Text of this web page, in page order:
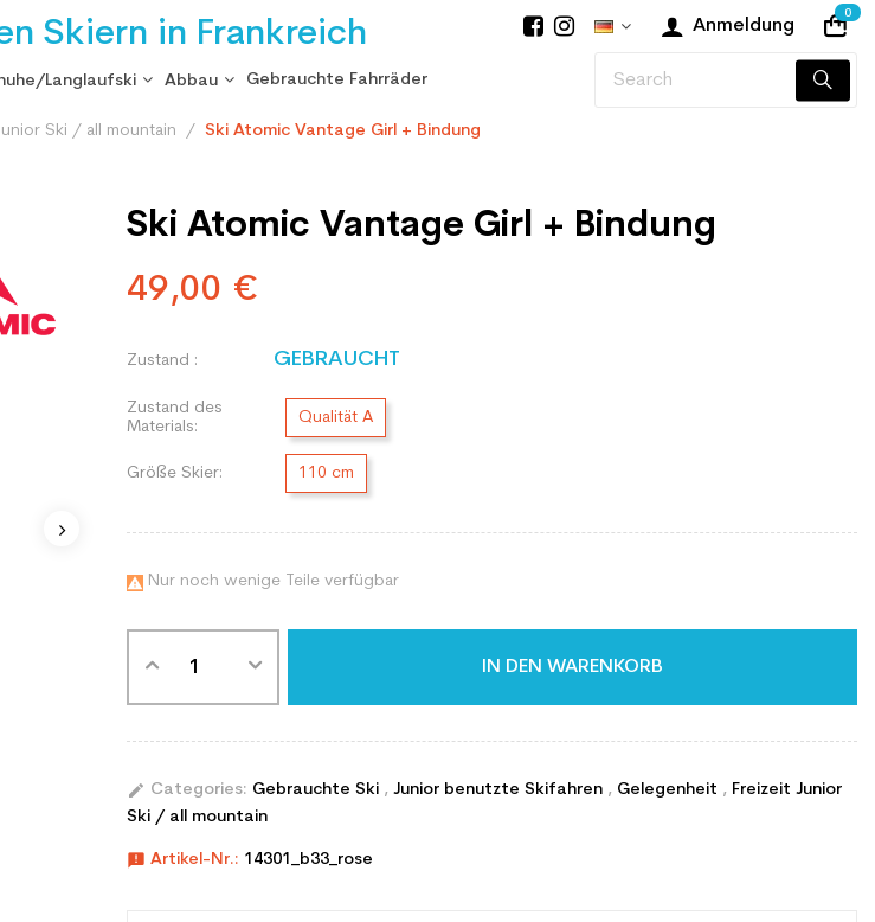
Skiern in Frankreich Anmeldung
0
Langlaufski Abbau Gebrauchte Fahrräder
Ski / all mountain Ski Atomic Vantage Girl + Bindung
Ski Atomic Vantage Girl + Bindung
49,00 €
Zustand : GEBRAUCHT
Zustand des
Materials:
Qualität A
Größe Skier: 110 cm
 Nur noch wenige Teile verfügbar
IN DEN WARENKORB
edit Categories: Gebrauchte Ski , Junior benutzte Skifahren , Gelegenheit , Freizeit Junior
Ski / all mountain
announcement Artikel-Nr.: 14301_b33_rose